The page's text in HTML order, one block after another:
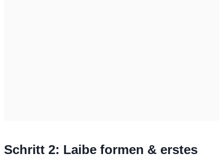
Schritt 2: Laibe formen & erstes